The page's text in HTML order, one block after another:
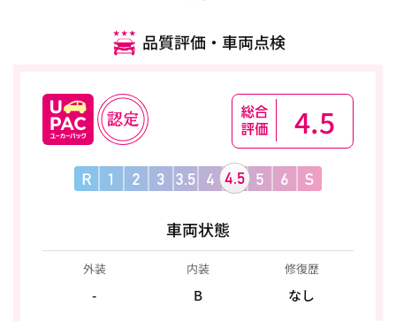
品質評価・車両点検
4.5
車両状態
外装
-
内装
B
修復歴
なし